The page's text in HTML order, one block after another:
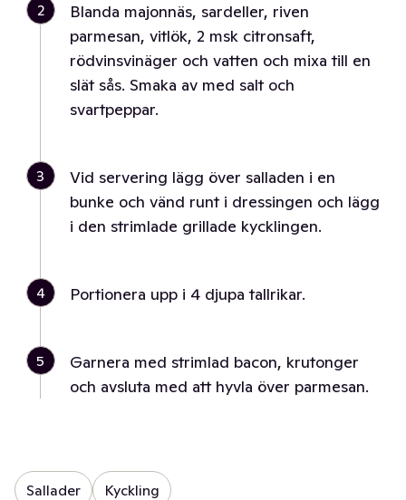
2
Blanda majonnäs, sardeller, riven
parmesan, vitlök, 2 msk citronsaft,
rödvinsvinäger och vatten och mixa till en
slät sås. Smaka av med salt och
svartpeppar.
3
Vid servering lägg över salladen i en
bunke och vänd runt i dressingen och lägg
i den strimlade grillade kycklingen.
4 Portionera upp i 4 djupa tallrikar.
5
Garnera med strimlad bacon, krutonger
och avsluta med att hyvla över parmesan.
Sallader Kyckling